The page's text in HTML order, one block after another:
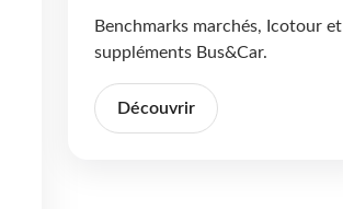
Benchmarks marchés, Icotour et
suppléments Bus&Car.
Découvrir